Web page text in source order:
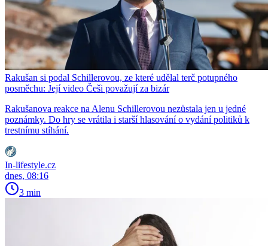
Rakušan si podal Schillerovou, ze které udělal terč potupného
posměchu: Její video Češi považují za bizár
Rakušanova reakce na Alenu Schillerovou nezůstala jen u jedné
poznámky. Do hry se vrátila i starší hlasování o vydání politiků k
trestnímu stíhání.
In-lifestyle.cz
dnes, 08:16
3 min